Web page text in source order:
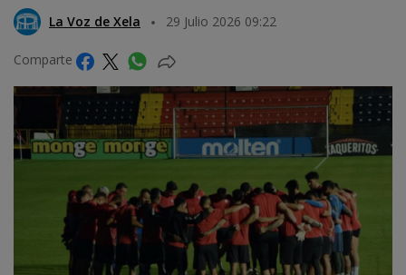
La Voz de Xela 29 Julio 2026 09:22
Comparte